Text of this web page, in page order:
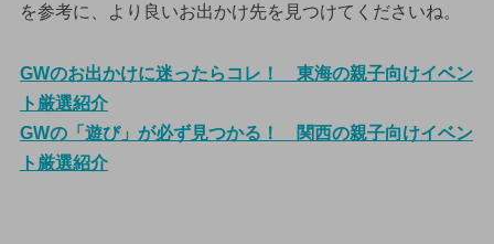
を参考に、より良いお出かけ先を見つけてくださいね。
GWのお出かけに迷ったらコレ！ 東海の親子向けイベン
ト厳選紹介
GWの「遊び」が必ず見つかる！ 関西の親子向けイベン
ト厳選紹介